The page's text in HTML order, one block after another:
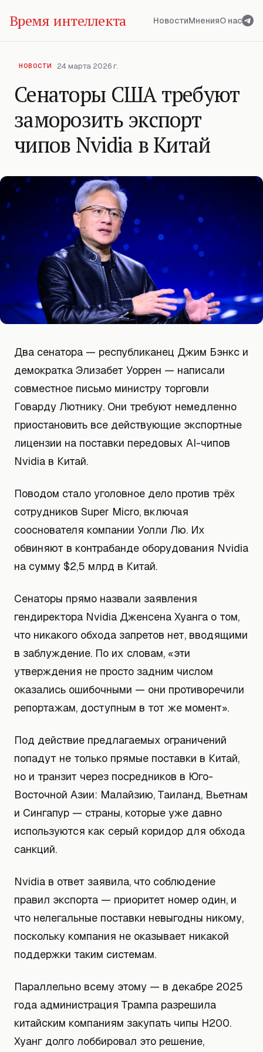
Время интеллекта НовостиМненияО нас
НОВОСТИ 24 марта 2026 г.
Сенаторы США требуют
заморозить экспорт
чипов Nvidia в Китай
Два сенатора — республиканец Джим Бэнкс и
демократка Элизабет Уоррен — написали
совместное письмо министру торговли
Говарду Лютнику. Они требуют немедленно
приостановить все действующие экспортные
лицензии на поставки передовых AI-чипов
Nvidia в Китай.
Поводом стало уголовное дело против трёх
сотрудников Super Micro, включая
сооснователя компании Уолли Лю. Их
обвиняют в контрабанде оборудования Nvidia
на сумму $2,5 млрд в Китай.
Сенаторы прямо назвали заявления
гендиректора Nvidia Дженсена Хуанга о том,
что никакого обхода запретов нет, вводящими
в заблуждение. По их словам, «эти
утверждения не просто задним числом
оказались ошибочными — они противоречили
репортажам, доступным в тот же момент».
Под действие предлагаемых ограничений
попадут не только прямые поставки в Китай,
но и транзит через посредников в Юго-
Восточной Азии: Малайзию, Таиланд, Вьетнам
и Сингапур — страны, которые уже давно
используются как серый коридор для обхода
санкций.
Nvidia в ответ заявила, что соблюдение
правил экспорта — приоритет номер один, и
что нелегальные поставки невыгодны никому,
поскольку компания не оказывает никакой
поддержки таким системам.
Параллельно всему этому — в декабре 2025
года администрация Трампа разрешила
китайским компаниям закупать чипы H200.
Хуанг долго лоббировал это решение,